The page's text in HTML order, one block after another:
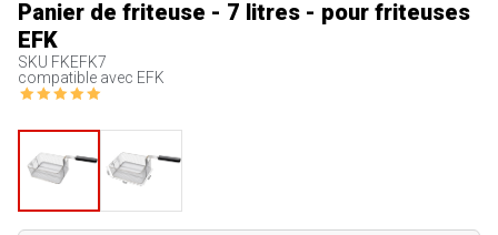
Panier de friteuse - 7 litres - pour friteuses
EFK
SKU FKEFK7
compatible avec EFK